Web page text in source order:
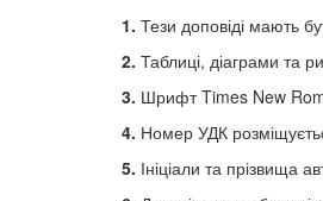
1. Тези доповіді мають
2. Таблиці, діаграми та
3. Шрифт Times New
4. Номер УДК
5. Ініціали та прізвища